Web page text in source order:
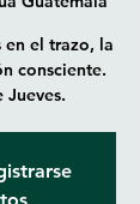
en el trazo, la
consciente.
Jueves.